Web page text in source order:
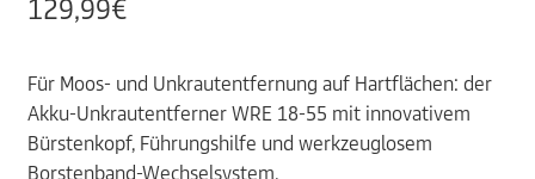
129,99€
Für Moos- und Unkrautentfernung auf Hartflächen: der
Akku-Unkrautentferner WRE 18-55 mit innovativem
Bürstenkopf, Führungshilfe und werkzeuglosem